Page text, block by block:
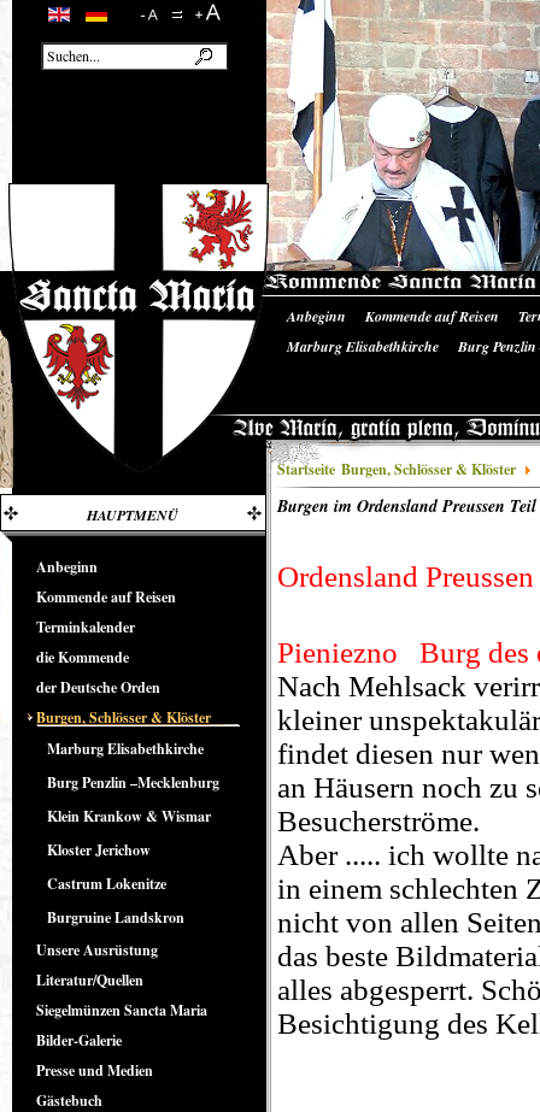
Anbeginn Kommende auf Reisen
Marburg Elisabethkirche
Burg
Startseite Burgen, Schlösser & Klöster
HAUPTMENÜ
Anbeginn
Kommende auf Reisen
Terminkalender
die Kommende
der Deutsche Orden
Burgen, Schlösser & Klöster
Marburg Elisabethkirche
Burg Penzlin –Mecklenburg
Klein Krankow & Wismar
Kloster Jerichow
Castrum Lokenitze
Burgruine Landskron
Unsere Ausrüstung
Literatur/Quellen
Siegelmünzen Sancta Maria
Bilder-Galerie
Presse und Medien
Gästebuch
Burgen im Ordensland Preussen
Ordensland
Pieniezno Burg des
Nach Mehlsack
kleiner
findet diesen nur
an Häusern noch zu
Besucherströme.
Aber ..... ich wollte
in einem schlechten
nicht von allen
das beste
alles abgesperrt.
Besichtigung des